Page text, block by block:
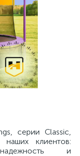
серии Classic,
клиентов:
и